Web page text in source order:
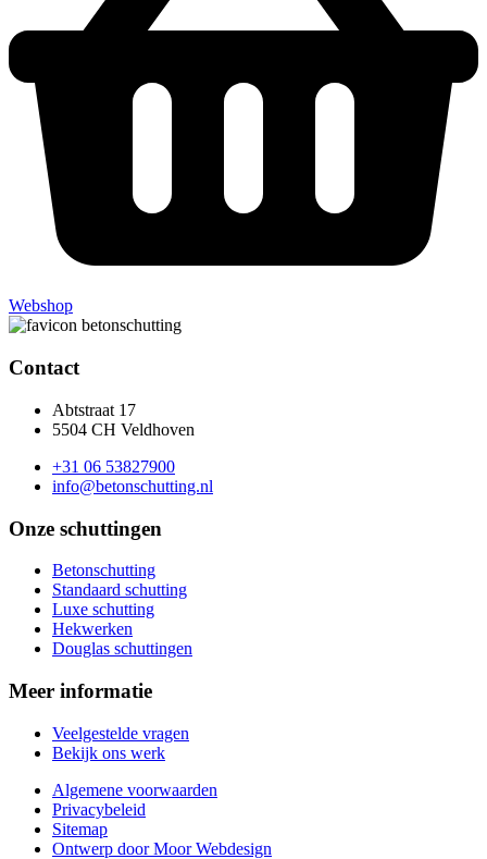
Webshop
Contact
Abtstraat 17
5504 CH Veldhoven
+31 06 53827900
info@betonschutting.nl
Onze schuttingen
Betonschutting
Standaard schutting
Luxe schutting
Hekwerken
Douglas schuttingen
Meer informatie
Veelgestelde vragen
Bekijk ons werk
Algemene voorwaarden
Privacybeleid
Sitemap
Ontwerp door Moor Webdesign